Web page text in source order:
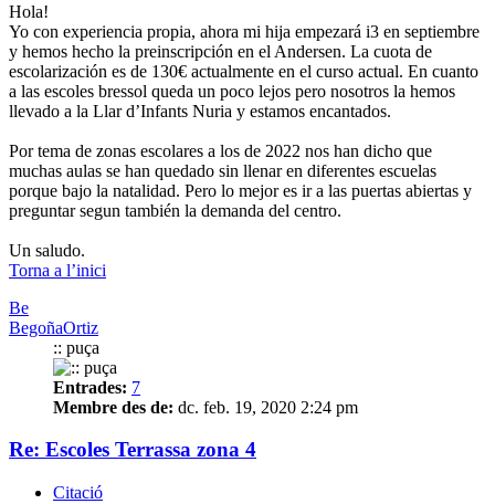
Hola!
Yo con experiencia propia, ahora mi hija empezará i3 en septiembre
y hemos hecho la preinscripción en el Andersen. La cuota de
escolarización es de 130€ actualmente en el curso actual. En cuanto
a las escoles bressol queda un poco lejos pero nosotros la hemos
llevado a la Llar d’Infants Nuria y estamos encantados.
Por tema de zonas escolares a los de 2022 nos han dicho que
muchas aulas se han quedado sin llenar en diferentes escuelas
porque bajo la natalidad. Pero lo mejor es ir a las puertas abiertas y
preguntar segun también la demanda del centro.
Un saludo.
Torna a l’inici
Be
BegoñaOrtiz
:: puça
Entrades: 7
Membre des de: dc. feb. 19, 2020 2:24 pm
Re: Escoles Terrassa zona 4
Citació